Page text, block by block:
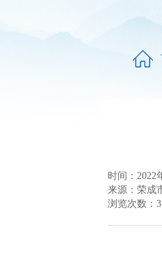
时间：2022
来源： 荣成
浏览次数：